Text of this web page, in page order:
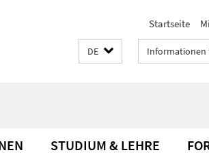
Startseite
DE Informationen
STUDIUM & LEHRE